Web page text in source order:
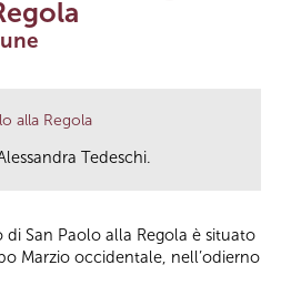
alla Regola
Tedeschi.
San Paolo alla Regola è situato
Marzio occidentale, nell’odierno